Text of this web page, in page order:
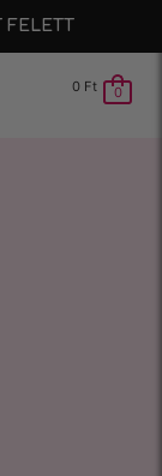
FELETT
0 Ft 0